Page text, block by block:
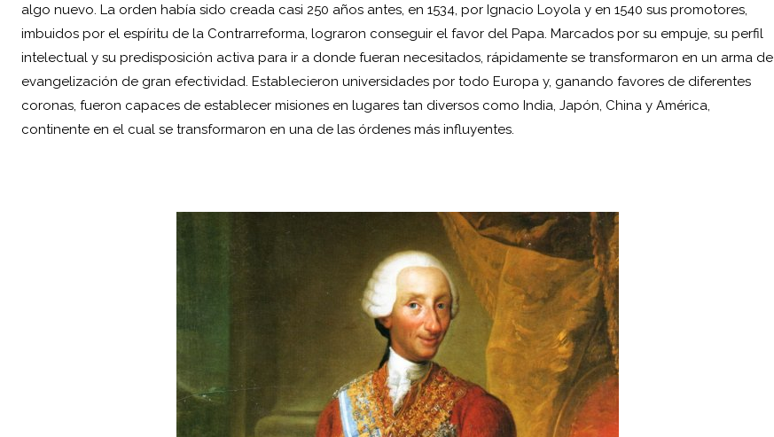
algo nuevo. La orden había sido creada casi 250 años antes, en 1534, por Ignacio Loyola y en 1540 sus promotores,
imbuidos por el espíritu de la Contrarreforma, lograron conseguir el favor del Papa. Marcados por su empuje, su perfil
intelectual y su predisposición activa para ir a donde fueran necesitados, rápidamente se transformaron en un arma de
evangelización de gran efectividad. Establecieron universidades por todo Europa y, ganando favores de diferentes
coronas, fueron capaces de establecer misiones en lugares tan diversos como India, Japón, China y América,
continente en el cual se transformaron en una de las órdenes más influyentes.